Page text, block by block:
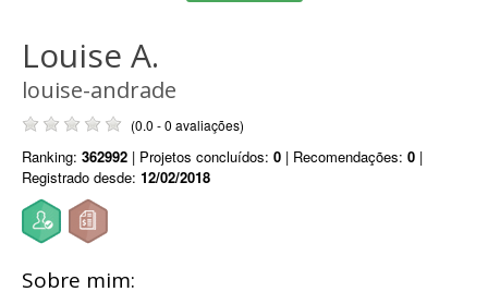
Louise A.
louise-andrade
(0.0 - 0 avaliações)
Ranking: 362992 | Projetos concluídos: 0 | Recomendações: 0 |
Registrado desde: 12/02/2018
Sobre mim: